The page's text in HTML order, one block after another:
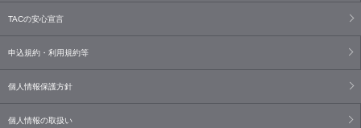
TACの安心宣言
申込規約・利用規約等
個人情報保護方針
個人情報の取扱い